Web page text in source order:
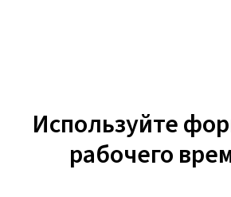
Используйте
рабочего